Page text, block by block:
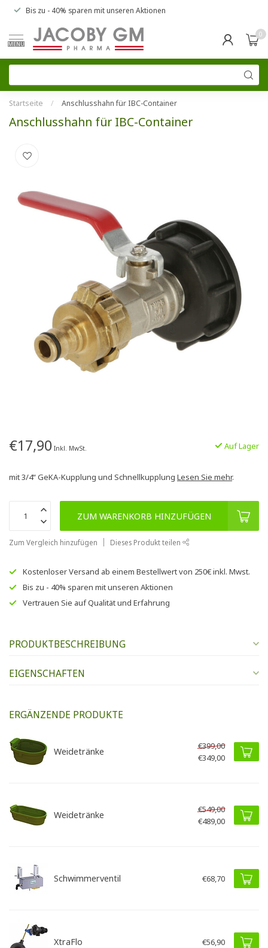
Bis zu - 40% sparen mit unseren Aktionen
MENU
0
Startseite / Anschlusshahn für IBC-Container
Anschlusshahn für IBC-Container
€17,90 Inkl. MwSt. Auf Lager
mit 3/4“ GeKA-Kupplung und Schnellkupplung Lesen Sie mehr.
ZUM WARENKORB HINZUFÜGEN
Zum Vergleich hinzufügen Dieses Produkt teilen
Kostenloser Versand ab einem Bestellwert von 250€inkl. Mwst.
Bis zu - 40% sparen mit unseren Aktionen
Vertrauen Sie aufQualität und Erfahrung
PRODUKTBESCHREIBUNG
EIGENSCHAFTEN
ERGÄNZENDE PRODUKTE
Weidetränke
€399,00
€349,00
Weidetränke
€549,00
€489,00
Schwimmerventil €68,70
XtraFlo €56,90